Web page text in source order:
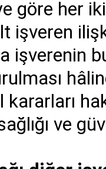
göre her
işveren
işverenin
ve